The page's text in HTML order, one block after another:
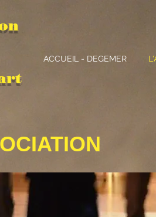
ACCUEIL - DEGEMER